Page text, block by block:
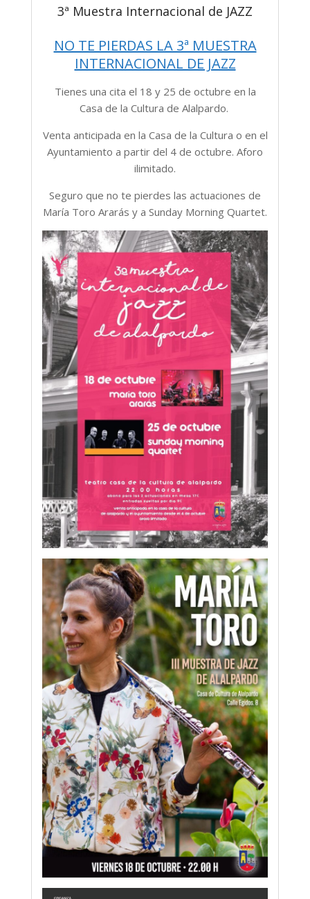
3ª Muestra Internacional de JAZZ
NO TE PIERDAS LA 3ª MUESTRA
INTERNACIONAL DE JAZZ
Tienes una cita el 18 y 25 de octubre en la
Casa de la Cultura de Alalpardo.
Venta anticipada en la Casa de la Cultura o en el
Ayuntamiento a partir del 4 de octubre. Aforo
ilimitado.
Seguro que no te pierdes las actuaciones de
María Toro Ararás y a Sunday Morning Quartet.